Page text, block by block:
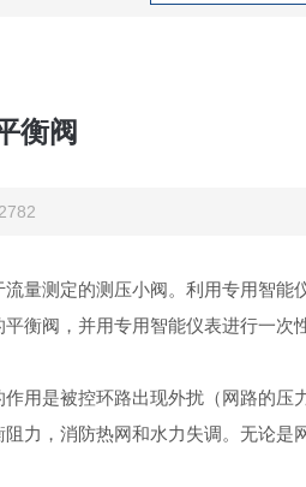
衡阀
量测定的测压小阀。利用专用智能
衡阀，并用专用智能仪表进行一次
用是被控环路出现外扰（网路的压
力，消防热网和水力失调。无论是